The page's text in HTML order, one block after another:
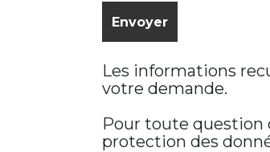
Les informations
votre demande.
Pour toute question
protection des